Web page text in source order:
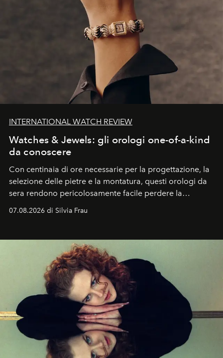
INTERNATIONAL WATCH REVIEW
Watches & Jewels: gli orologi one-of-a-kind
da conoscere
Con centinaia di ore necessarie per la progettazione, la
selezione delle pietre e la montatura, questi orologi da
sera rendono pericolosamente facile perdere la
cognizione del tempo. Ma con quadranti così
07.08.2026 di Silvia Frau